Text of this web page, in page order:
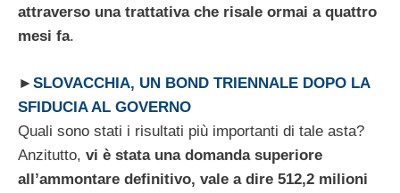
attraverso una trattativa che risale ormai a quattro
mesi fa.
► SLOVACCHIA, UN BOND TRIENNALE DOPO LA
SFIDUCIA AL GOVERNO
Quali sono stati i risultati più importanti di tale asta?
Anzitutto, vi è stata una domanda superiore
all’ammontare definitivo, vale a dire 512,2 milioni